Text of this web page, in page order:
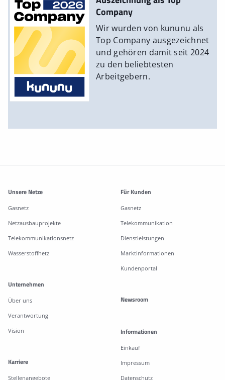
Company
Wir wurden von kununu als
Top Company ausgezeichnet
und gehören damit seit 2024
zu den beliebtesten
Arbeitgebern.
Weitere Informationen
Unsere Netze
Gasnetz
Netzausbauprojekte
Telekommunikationsnetz
Wasserstoffnetz
Für Kunden
Gasnetz
Telekommunikation
Dienstleistungen
Marktinformationen
Kundenportal
Unternehmen
Über uns
Verantwortung
Vision
Karriere
Stellenangebote
Newsroom
Informationen
Einkauf
Impressum
Datenschutz